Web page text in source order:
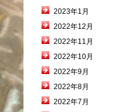
2023年1月
2022年12月
2022年11月
2022年10月
2022年9月
2022年8月
2022年7月